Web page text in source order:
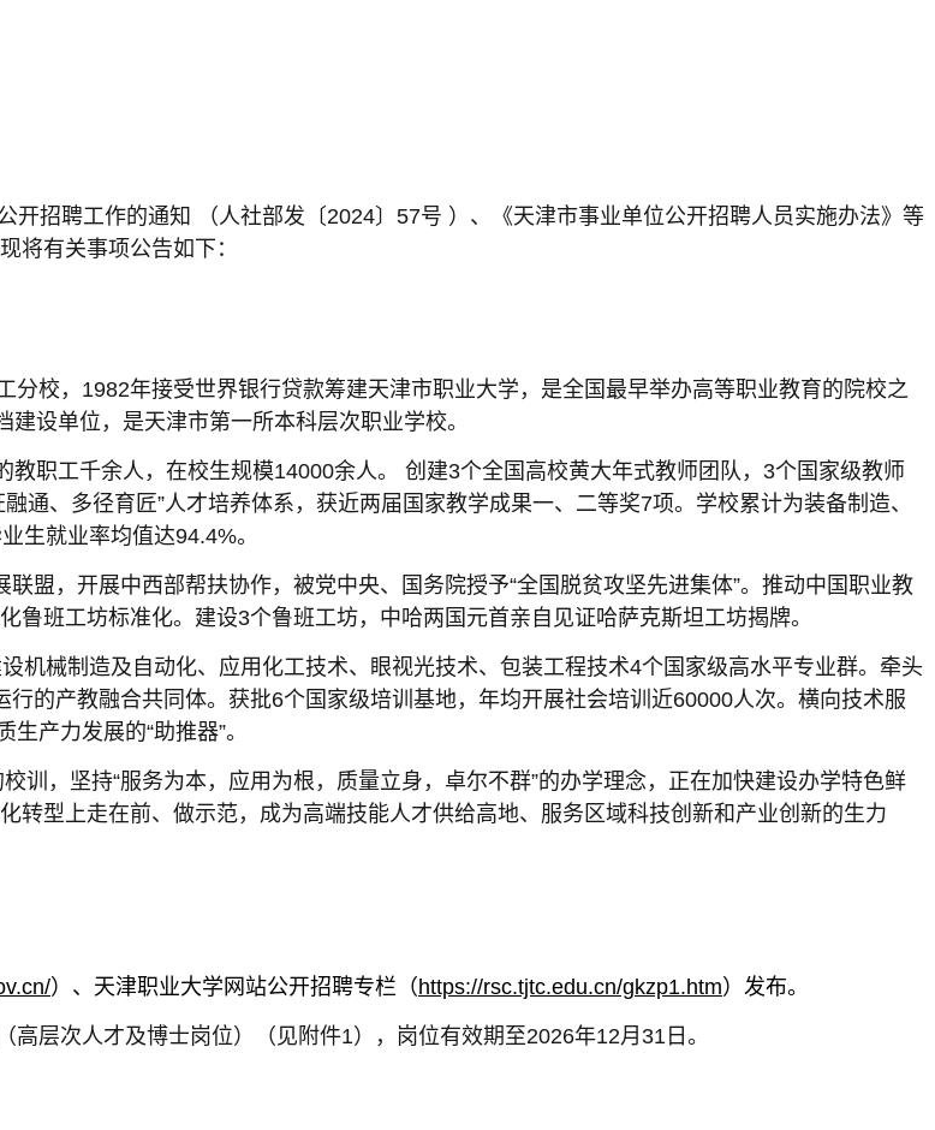
招聘工作的通知 （人社部发〔2024〕57号 ）、《天津市事业单位公开招聘人员实施办法》等
将有关事项公告如下：
校，1982年接受世界银行贷款筹建天津市职业大学，是全国最早举办高等职业教育的院校之
设单位，是天津市第一所本科层次职业学校。
职工千余人，在校生规模14000余人。 创建3个全国高校黄大年式教师团队，3个国家级教师
通、多径育匠”人才培养体系，获近两届国家教学成果一、二等奖7项。学校累计为装备制造、
生就业率均值达94.4%。
盟，开展中西部帮扶协作，被党中央、国务院授予“全国脱贫攻坚先进集体”。推动中国职业教
班工坊标准化。建设3个鲁班工坊，中哈两国元首亲自见证哈萨克斯坦工坊揭牌。
机械制造及自动化、应用化工技术、眼视光技术、包装工程技术4个国家级高水平专业群。牵头
的产教融合共同体。获批6个国家级培训基地，年均开展社会培训近60000人次。横向技术服
产力发展的“助推器”。
训，坚持“服务为本，应用为根，质量立身，卓尔不群”的办学理念，正在加快建设办学特色鲜
转型上走在前、做示范，成为高端技能人才供给高地、服务区域科技创新和产业创新的生力
）、天津职业大学网站公开招聘专栏（ https://rsc.tjtc.edu.cn/gkzp1.htm）发布。
高层次人才及博士岗位）（见附件1），岗位有效期至2026年12月31日。